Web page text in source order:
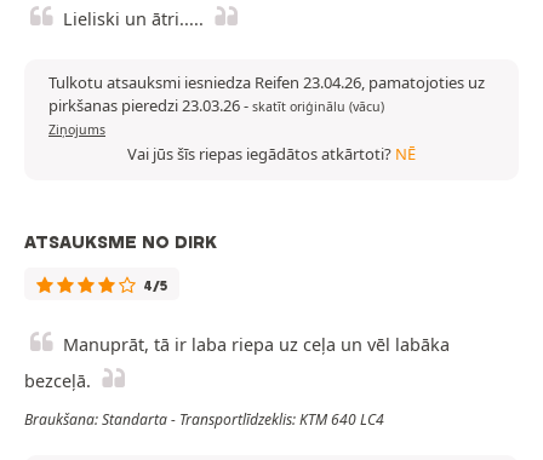
Lieliski un ātri.....
Tulkotu atsauksmi iesniedza Reifen 23.04.26, pamatojoties uz
pirkšanas pieredzi 23.03.26- skatīt oriģinālu (vācu)
Ziņojums
Vai jūs šīs riepas iegādātos atkārtoti? NĒ
ATSAUKSME NO DIRK
4/5
Manuprāt, tā ir laba riepa uz ceļa un vēl labāka
bezceļā.
Braukšana: Standarta - Transportlīdzeklis: KTM 640 LC4